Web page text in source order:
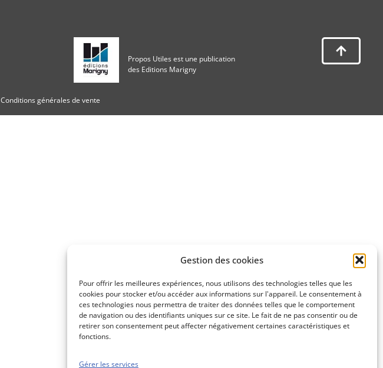
Gestion des cookies
Pour offrir les meilleures expériences, nous utilisons des technologies telles que les
cookies pour stocker et/ou accéder aux informations sur l'appareil. Le consentement à
ces technologies nous permettra de traiter des données telles que le comportement
de navigation ou des identifiants uniques sur ce site. Le fait de ne pas consentir ou de
retirer son consentement peut affecter négativement certaines caractéristiques et
fonctions.
Gérer les services
Propos Utiles est une publication
des Editions Marigny
Conditions générales de vente